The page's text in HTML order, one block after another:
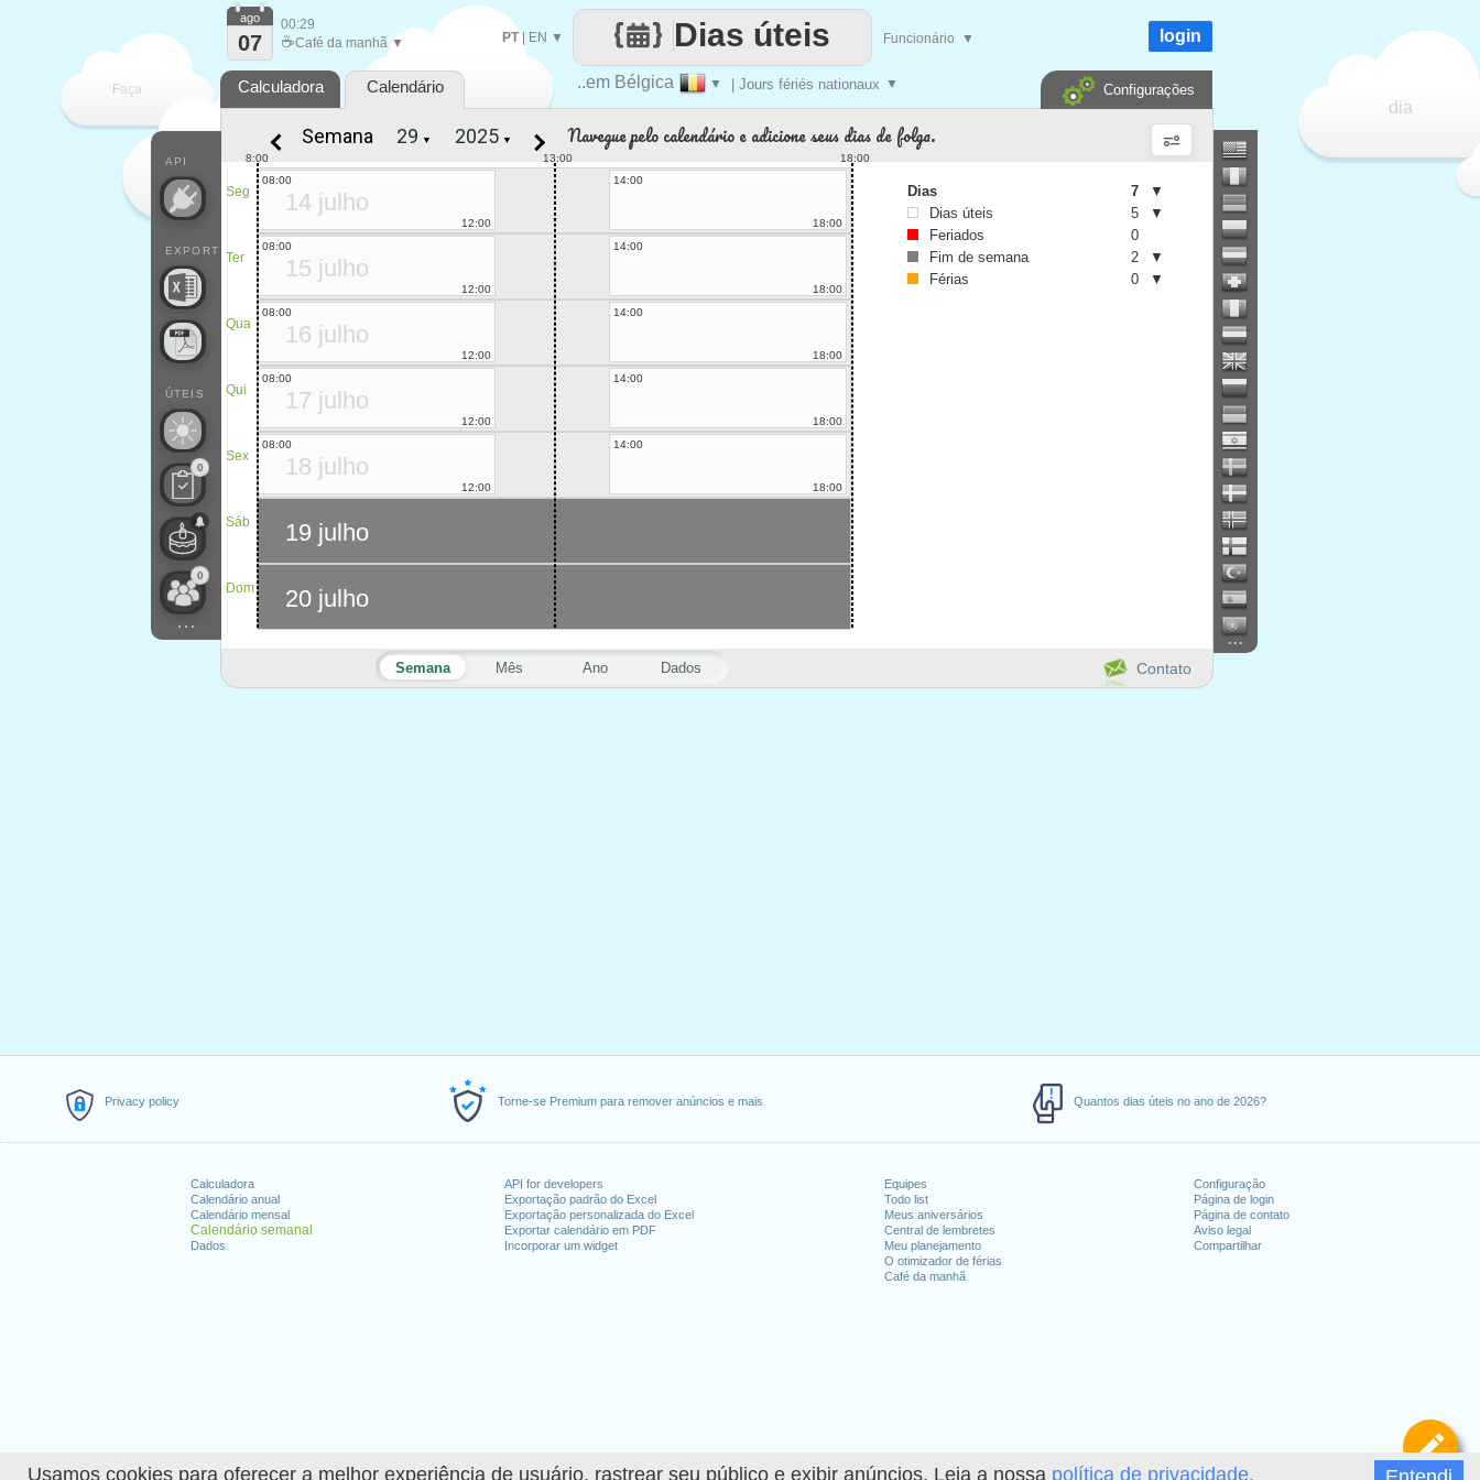
Usamos cookies para oferecer a melhor experiência de usuário, rastrear seu público e exibir anúncios. Leia a nossa política de privacidade.
Privacy policy Torne-se Premium para remover anúncios e mais Quantos dias úteis no ano de 2026?
Calculadora
Calendário anual
Calendário mensal
Calendário semanal
Dados
API for developers
Exportação padrão do Excel
Exportação personalizada do Excel
Exportar calendário em PDF
Incorporar um widget
Equipes
Todo list
Meus aniversários
Central de lembretes
Meu planejamento
O otimizador de férias
Café da manhã
Configuração
Página de login
Página de contato
Aviso legal
Compartilhar
Faça
cada
dia
..em Bélgica ▼ | Jours fériés nationaux ▼
Dias úteis
PT| EN ▼ Funcionário ▼
API
EXPORT
ÚTEIS
0
0
...
ago
07
00:29
☕Café da manhã ▼ login
Calculadora Calendário Configurações
...
Contato
Semana Mês Ano Dados
Semana ▼ ▼ Navegue pelo calendário e adicione seus dias de folga.
Seg
Ter
Qua
Qui
Sex
Sáb
Dom
13:00
8:00 18:00
14 julho
08:00
12:00
14:00
18:00
15 julho
08:00
12:00
14:00
18:00
16 julho
08:00
12:00
14:00
18:00
17 julho
08:00
12:00
14:00
18:00
18 julho
08:00
12:00
14:00
18:00
19 julho
20 julho
Dias 7
▼
Dias úteis
5
▼
Feriados
0
Fim de semana
2
▼
Férias
0 ▼